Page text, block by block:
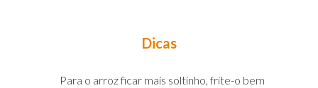
Dicas
Para o arroz ficar mais soltinho, frite-o bem